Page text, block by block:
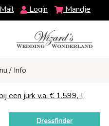
Mail Login Mandje
/ Info
een jurk v.a. € 1.599,-!
Dressfinder